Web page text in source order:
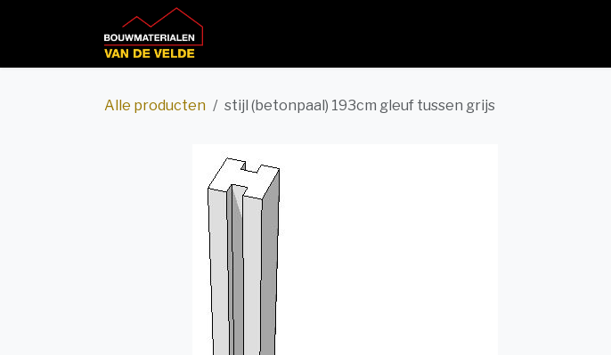
Alle producten stijl (betonpaal) 193cm gleuf tussen grijs